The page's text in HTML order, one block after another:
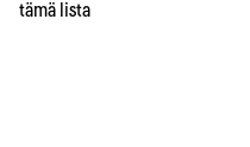
tämä lista